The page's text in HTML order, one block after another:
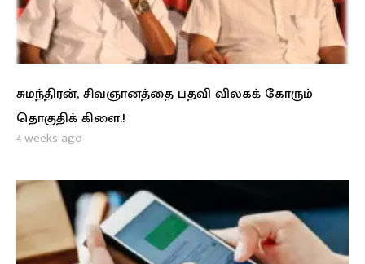
சுமந்திரன், சிவஞானத்தை பதவி விலகக் கோரும்
தொகுதிக் கிளை.!
4 weeks ago